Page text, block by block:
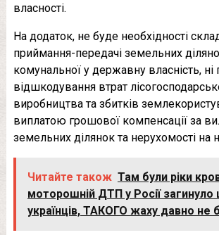
власності.
На додаток, не буде необхідності
приймання-передачі земельних
комунальної у державну власність, ні
відшкодування втрат
виробництва та збитків
виплатою грошової компенсації за
земельних ділянок та нерухомості на
Читайте також Там були ріки
моторошній ДТП у Росії
українців, ТАКОГО жаху давно не